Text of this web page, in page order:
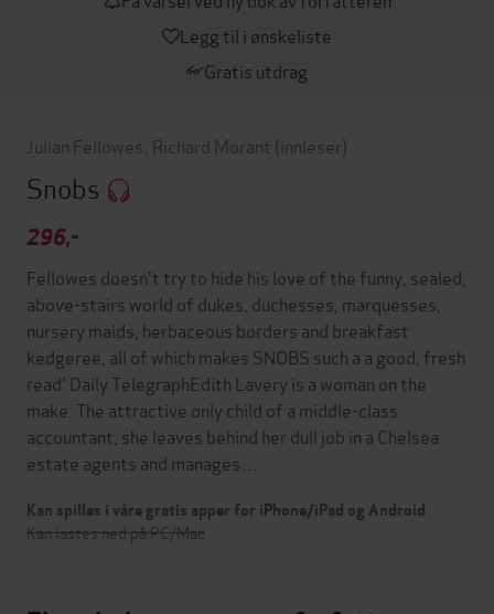
Legg til i ønskeliste
Gratis utdrag
Julian Fellowes Richard Morant (innleser)
Snobs
296,-
Fellowes doesn't try to hide his love of the funny, sealed,
above-stairs world of dukes, duchesses, marquesses,
nursery maids, herbaceous borders and breakfast
kedgeree, all of which makes SNOBS such a a good, fresh
read' Daily TelegraphEdith Lavery is a woman on the
make. The attractive only child of a middle-class
accountant, she leaves behind her dull job in a Chelsea
estate agents and manages…
Kan spilles i våre gratis apper for iPhone/iPad og Android
Kan lastes ned på PC/Mac